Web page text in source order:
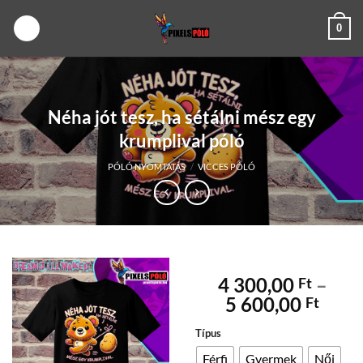
0
Néha jót tesz, ha sétálni mész egy
krumplival póló
PÓLÓ NYOMTATÁS / VICCES PÓLÓ
4 300,00 Ft –
5 600,00 Ft
Típus
Férfi Gyermek Női